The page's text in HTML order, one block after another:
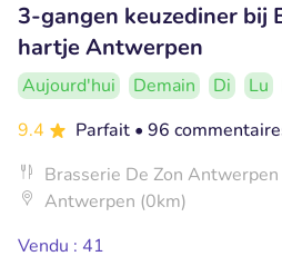
3-gangen keuzediner bij
hartje Antwerpen
Aujourd'hui Demain Di Lu
9.4
Parfait • 96
Brasserie De Zon Antwerpen
Antwerpen (0km)
Vendu : 41